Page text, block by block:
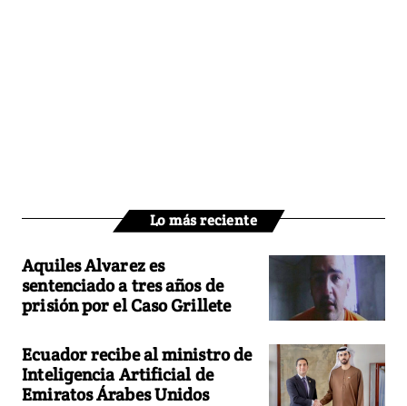
Lo más reciente
Aquiles Alvarez es
sentenciado a tres años de
prisión por el Caso Grillete
Ecuador recibe al ministro de
Inteligencia Artificial de
Emiratos Árabes Unidos